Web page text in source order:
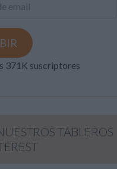
371K suscriptores
TABLEROS